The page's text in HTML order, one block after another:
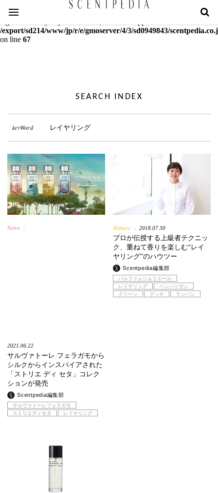
Warning
: mcrypt_decrypt(): Key of size 18 not supported by this
/export/sd214/www/jp/r/e/gmoserver/4/3/sd0949843/
on line 67
SEARCH INDEX
keyWord レイヤリング
News
2021.06.22
サルヴァトーレ フェラガモから
シルクからインスパイアされた
「ストリエ ディ セタ」コレク
ションが発売
Scentpedia編集部
サルヴァトーレフェラガモ
ストリエディセタ
レイヤリング
Feature 2018.07.30
プロが伝授する上級者テクニッ
ク、重ねて香りを楽しむ“レイ
ヤリング”のハウツー
Scentpedia編集部
パルファムソムリエール
レイヤリング
ペンハリガン
クリーン
グッチ ランバン